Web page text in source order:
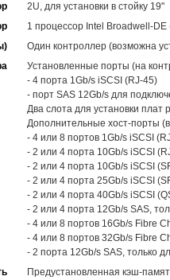
2U, для установки в стойку 19"
1 процессор Intel Broadwell-
Один контроллер (возможна
Установленные порты (на
- 4 порта 1Gb/s iSCSI (RJ-45)
- порт SAS 12Gb/s для
Два слота для установки
Дополнительные хост-порты
- 4 или 8 портов 1Gb/s iSCSI
- 2 или 4 порта 10Gb/s iSCSI
- 2 или 4 порта 10Gb/s iSCSI
- 2 или 4 порта 25Gb/s iSCSI
- 2 или 4 порта 40Gb/s iSCSI
- 2 или 4 порта 12Gb/s SAS,
- 4 или 8 портов 16Gb/s Fibre
- 4 или 8 портов 32Gb/s Fibre
- 2 порта 12Gb/s SAS, только
Предустановленная кэш-